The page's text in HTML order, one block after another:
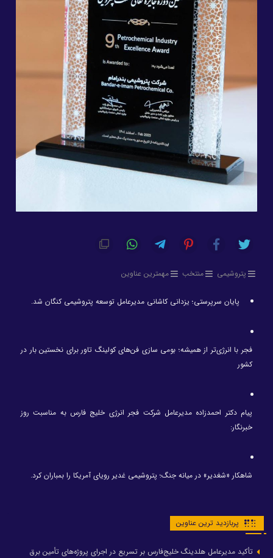
پتروشیمی منتخب مهمترین عناوین
پایان سرپرستی؛ یزدانی کاشانی مدیرعامل توسعه پتروشیمی کنگان شد.
فجر با انرژی‌تر از همیشه؛ بومی سازی فن‌های کولینگ تاور برای نخستین بار در
کشور
پیام دکتر احمدزاده مدیرعامل شرکت فجر انرژی خلیج فارس به مناسبت روز
خبرنگار:
شاهکار «شغدیر» در میانه جنگ؛ پتروشیمی غدیر رویای آمریکا را بمباران کرد.
پربازدید ترین عناوین
تأکید مدیرعامل هلدینگ خلیج‌فارس بر تسریع در اجرای پروژه‌های تأمین برق